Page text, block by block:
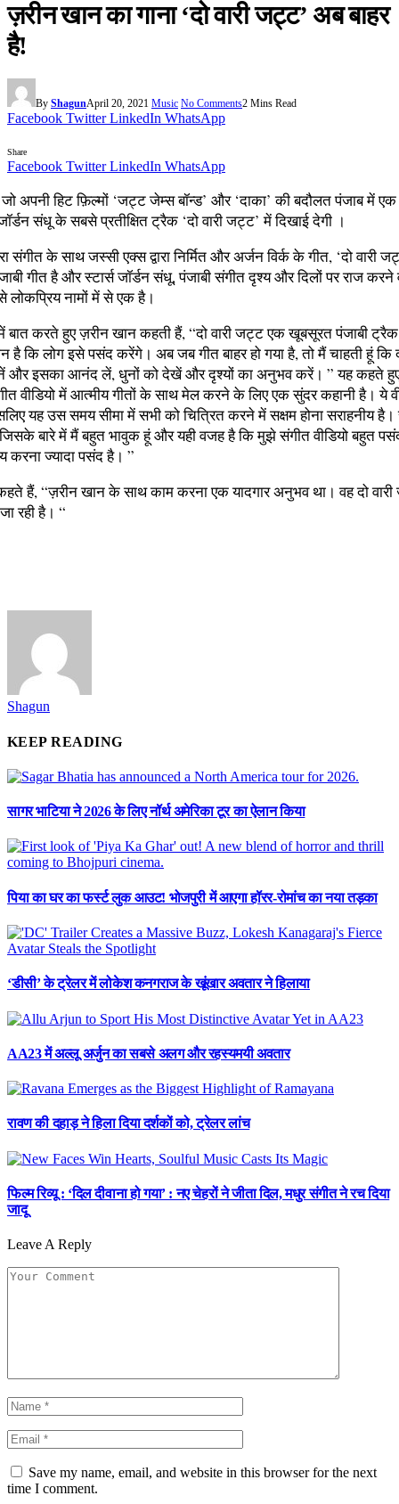
ज़रीन खान का गाना ‘दो वारी जट्ट’ अब बाहर
है!
By ShagunApril 20, 2021 Music No Comments2 Mins Read
Facebook Twitter LinkedIn WhatsApp
Share
Facebook Twitter LinkedIn WhatsApp
अपनी हिट फ़िल्मों ‘जट्ट जेम्स बॉन्ड’ और ‘दाका’ की बदौलत पंजाब में एक
संधू के सबसे प्रतीक्षित ट्रैक ‘दो वारी जट्ट’ में दिखाई देगी ।
संगीत के साथ जस्सी एक्स द्वारा निर्मित और अर्जन विर्क के गीत, ‘दो वारी
गीत है और स्टार्स जॉर्डन संधू, पंजाबी संगीत दृश्य और दिलों पर राज
नामों में से एक है।
बात करते हुए ज़रीन खान कहती हैं, “दो वारी जट्ट एक खूबसूरत पंजाबी
है कि लोग इसे पसंद करेंगे। अब जब गीत बाहर हो गया है, तो मैं चाहती हूं
और इसका आनंद लें, धुनों को देखें और दृश्यों का अनुभव करें। ” यह कहते
वीडियो में आत्मीय गीतों के साथ मेल करने के लिए एक सुंदर कहानी है। ये
यह उस समय सीमा में सभी को चित्रित करने में सक्षम होना सराहनीय
बारे में मैं बहुत भावुक हूं और यही वजह है कि मुझे संगीत वीडियो बहुत
करना ज्यादा पसंद है। ”
हैं, “ज़रीन खान के साथ काम करना एक यादगार अनुभव था। वह दो
रही है। “
Shagun
KEEP READING
सागर भाटिया ने 2026 के लिए नॉर्थ अमेरिका टूर का ऐलान किया
पिया का घर का फर्स्ट लुक आउट! भोजपुरी में आएगा हॉरर-रोमांच का नया तड़का
‘डीसी’ के ट्रेलर में लोकेश कनगराज के खूंखार अवतार ने हिलाया
AA23 में अल्लू अर्जुन का सबसे अलग और रहस्यमयी अवतार
रावण की दहाड़ ने हिला दिया दर्शकों को, ट्रेलर लांच
फिल्म रिव्यू : ‘दिल दीवाना हो गया’ : नए चेहरों ने जीता दिल, मधुर संगीत ने रच दिया
जादू
Leave A Reply
Save my name, email, and website in this browser for the next
time I comment.